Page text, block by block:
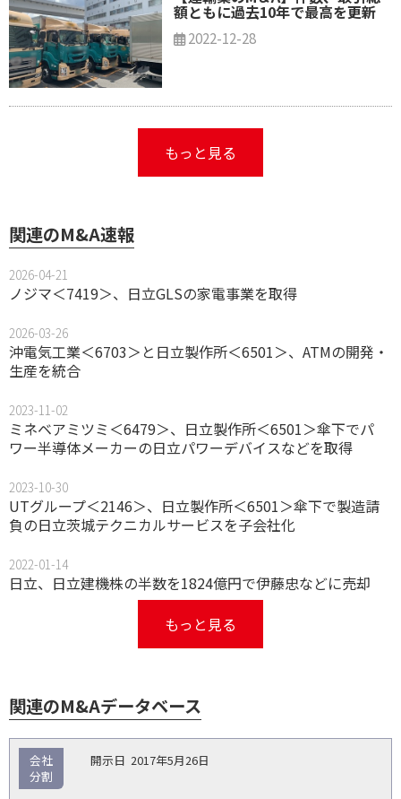
額ともに過去10年で最高を更新
2022-12-28
もっと見る
関連のM&A速報
2026-04-21
ノジマ＜7419＞、日立GLSの家電事業を取得
2026-03-26
沖電気工業＜6703＞と日立製作所＜6501＞、ATMの開発・
生産を統合
2023-11-02
ミネベアミツミ＜6479＞、日立製作所＜6501＞傘下でパ
ワー半導体メーカーの日立パワーデバイスなどを取得
2023-10-30
UTグループ＜2146＞、日立製作所＜6501＞傘下で製造請
負の日立茨城テクニカルサービスを子会社化
2022-01-14
日立、日立建機株の半数を1824億円で伊藤忠などに売却
もっと見る
関連のM&Aデータベース
2017年5月26日
会社
分割